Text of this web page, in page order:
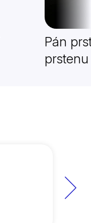
Pán
prstenu
Další